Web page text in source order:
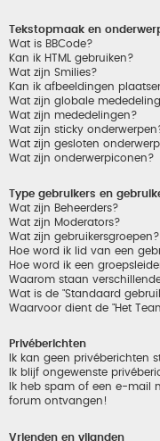
Tekstopmaak en
Wat is BBCode?
Kan ik HTML gebruiken?
Wat zijn Smilies?
Kan ik afbeeldingen
Wat zijn globale
Wat zijn mededelingen?
Wat zijn sticky
Wat zijn gesloten
Wat zijn onderwerpiconen?
Type gebruikers en
Wat zijn Beheerders?
Wat zijn Moderators?
Wat zijn gebruikersgroepen?
Hoe word ik lid van een
Hoe word ik een
Waarom staan
Wat is de "Standaard
Waarvoor dient de "Het
Privéberichten
Ik kan geen privéberichten
Ik blijf ongewenste
Ik heb spam of een e-mail
forum ontvangen!
Vrienden en vijanden